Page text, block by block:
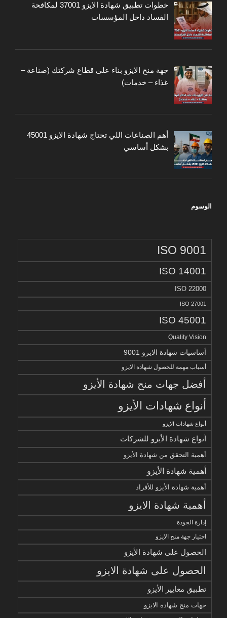
خطوات تطبيق شهادة الايزو 37001 لمكافحة
الفساد داخل المؤسسات
جهة منح الايزو بناء على قطاع شركتك (صناعة –
غذاء – خدمات)
أهم الصناعات اللي تحتاج شهادة الايزو 45001
بشكل أساسي
الوسوم
ISO 9001
ISO 14001
ISO 22000
ISO 27001
ISO 45001
Quality Vision
أساسيات شهادة الايزو 9001
أسباب مهمة للحصول شهادة الايزو
أفضل جهات منح شهادة الأيزو
أنواع شهادات الأيزو
أنواع شهادات الايزو
أنواع شهادة الأيزو للشركات
أهمية التحقق من شهادة الأيزو
أهمية شهادة الأيزو
أهمية شهادة الأيزو للأفراد
أهمية شهادة الايزو
إدارة الجودة
اختيار جهة منح الايزو
الحصول على شهادة الأيزو
الحصول على شهادة الايزو
تطبيق معايير الأيزو
جهات منح شهادة الايزو